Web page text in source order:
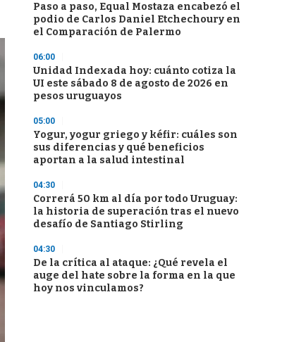
Paso a paso, Equal Mostaza encabezó el
podio de Carlos Daniel Etchechoury en
el Comparación de Palermo
06:00
Unidad Indexada hoy: cuánto cotiza la
UI este sábado 8 de agosto de 2026 en
pesos uruguayos
05:00
Yogur, yogur griego y kéfir: cuáles son
sus diferencias y qué beneficios
aportan a la salud intestinal
04:30
Correrá 50 km al día por todo Uruguay:
la historia de superación tras el nuevo
desafío de Santiago Stirling
04:30
De la crítica al ataque: ¿Qué revela el
auge del hate sobre la forma en la que
hoy nos vinculamos?